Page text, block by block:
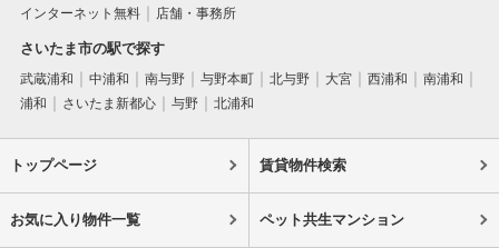
インターネット無料
店舗・事務所
さいたま市の駅で探す
武蔵浦和 中浦和 南与野 与野本町 北与野 大宮 西浦和
南浦和
浦和
さいたま新都心 与野 北浦和
トップページ 賃貸物件検索
お気に入り物件一覧 ペット共生マンション